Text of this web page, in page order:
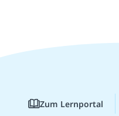
Zum Lernportal